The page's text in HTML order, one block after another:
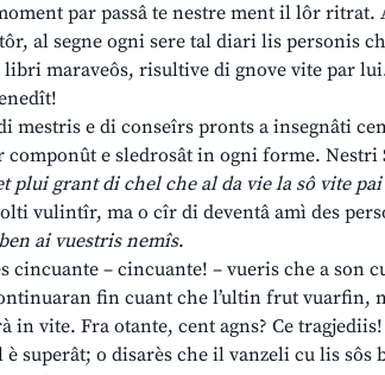
par passâ te nestre ment il lôr ritrat.
al segne ogni sere tal diari lis personis
maraveôs, risultive di gnove vite par
mestris e di conseîrs pronts a insegnâti
componût e sledrosât in ogni forme.
plui grant di chel che al da vie la sô vite
vulintîr, ma o cîr di deventâ amì des
ai vuestris nemîs.
cincuante – cincuante! – vueris che a son
fin cuant che l’ultin frut vuarfin,
in vite. Fra otante, cent agns? Ce tragjediis!
superât; o disarès che il vanzeli cu lis sôs